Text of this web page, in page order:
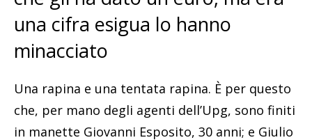
una cifra esigua lo hanno
minacciato
Una rapina e una tentata rapina. È per questo
che, per mano degli agenti dell’Upg, sono finiti
in manette Giovanni Esposito, 30 anni; e Giulio